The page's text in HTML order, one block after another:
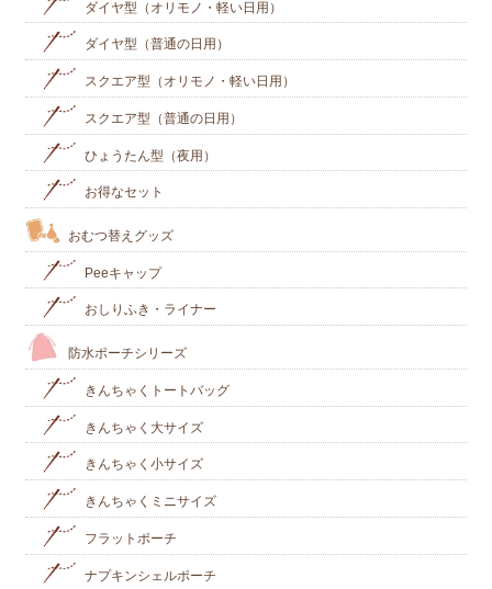
ダイヤ型（オリモノ・軽い日用）
ダイヤ型（普通の日用）
スクエア型（オリモノ・軽い日用）
スクエア型（普通の日用）
ひょうたん型（夜用）
お得なセット
おむつ替えグッズ
Peeキャップ
おしりふき・ライナー
防水ポーチシリーズ
きんちゃくトートバッグ
きんちゃく大サイズ
きんちゃく小サイズ
きんちゃくミニサイズ
フラットポーチ
ナプキンシェルポーチ